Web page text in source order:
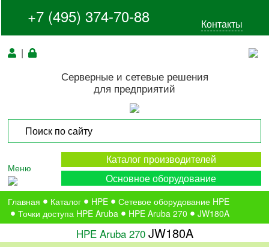
+7 (495) 374-70-88 Контакты
|
Серверные и сетевые решения
для предприятий
Меню
Каталог производителей
Основное оборудование
Главная Каталог HPE
Сетевое оборудование HPE
Точки доступа HPE Aruba
HPE Aruba 270 JW180A
HPE Aruba 270 JW180A